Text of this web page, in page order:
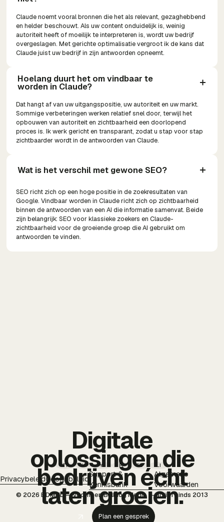
Claude noemt vooral bronnen die het als relevant, gezaghebbend
en helder beschouwt. Als uw content onduidelijk is, weinig
autoriteit heeft of moeilijk te interpreteren is, wordt uw bedrijf
overgeslagen. Met gerichte optimalisatie vergroot ik de kans dat
Claude juist uw bedrijf in zijn antwoorden opneemt.
Hoelang duurt het om vindbaar te
worden in Claude?
Dat hangt af van uw uitgangspositie, uw autoriteit en uw markt.
Sommige verbeteringen werken relatief snel door, terwijl het
opbouwen van autoriteit en zichtbaarheid een doorlopend
proces is. Ik werk gericht en transparant, zodat u stap voor stap
zichtbaarder wordt in de antwoorden van Claude.
Wat is het verschil met gewone SEO?
SEO richt zich op een hoge positie in de zoekresultaten van
Google. Vindbaar worden in Claude richt zich op zichtbaarheid
binnen de antwoorden van een AI die informatie samenvat. Beide
zijn belangrijk: SEO voor klassieke zoekers en Claude-
zichtbaarheid voor de groeiende groep die AI gebruikt om
antwoorden te vinden.
TT IG YT PI FB LI
PrivacybeleidCookiebeleid
Support &
Kennisbank
Algemene
Voorwaarden
© 2026 BDMNL — voorheen Bulldog Media — actief sinds 2013
Digitale
oplossingen die
bedrijven écht
laten groeien.
Plan een gesprek